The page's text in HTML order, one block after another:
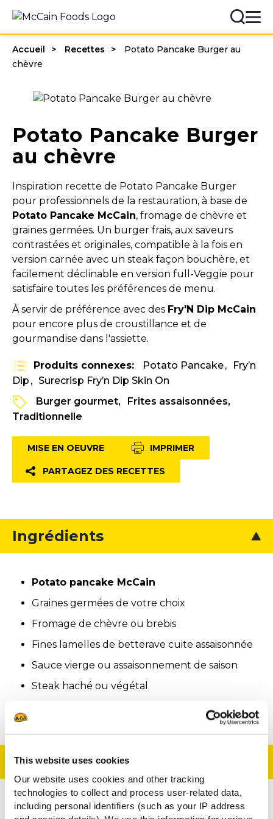
This website uses cookies
Our website uses cookies and other tracking
technologies to collect and process user-related data,
including personal identifiers (such as your IP address
Accueil Recettes
Potato Pancake Burger au
chèvre
Potato Pancake Burger
au chèvre
Inspiration recette de Potato Pancake Burger
pour professionnels de la restauration, à base de
Potato Pancake McCain, fromage de chèvre et
graines germées. Un burger frais, aux saveurs
contrastées et originales, compatible à la fois en
version carnée avec un steak façon bouchère, et
facilement déclinable en version full-Veggie pour
satisfaire toutes les préférences de menu.
À servir de préférence avec des Fry'N Dip McCain
pour encore plus de croustillance et de
gourmandise dans l'assiette.
Produits connexes: Potato Pancake
Fry’n
Dip
Surecrisp Fry’n Dip Skin On
Burger gourmet
Frites assaisonnées
Traditionnelle
MISE EN OEUVRE IMPRIMER
PARTAGEZ DES RECETTES
Ingrédients
Potato pancake McCain
Graines germées de votre choix
Fromage de chèvre ou brebis
Fines lamelles de betterave cuite assaisonnée
Sauce vierge ou assaisonnement de saison
Steak haché ou végétal
Préparation
Faire cuire lesPotato pancake McCainselon